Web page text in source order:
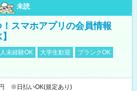
未読
スマホアプリの会員情報
未経験OK 大学生歓迎
ブランクOK
※日払いOK(規定あり)